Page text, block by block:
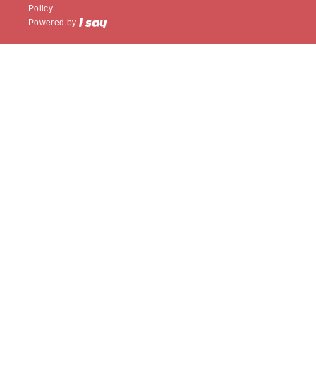
Policy.
Powered by